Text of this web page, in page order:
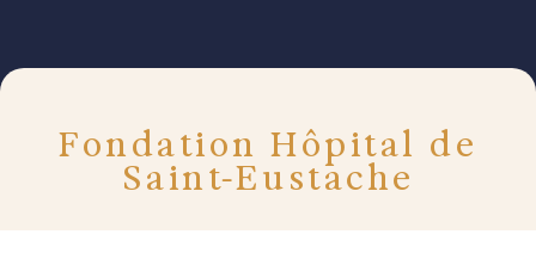
Fondation Hôpital de
Saint-Eustache